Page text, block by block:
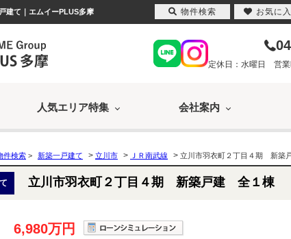
建て｜エムイーPLUS多摩
定休日：水曜日 営
人気エリア特集 会社案内
件検索 > 新築一戸建て > 立川市 > ＪＲ南武線 > 立川市羽衣町２丁目４期 新築
立川市羽衣町２丁目４期 新築戸建 全１棟
6,980万円
物件検索 お気に